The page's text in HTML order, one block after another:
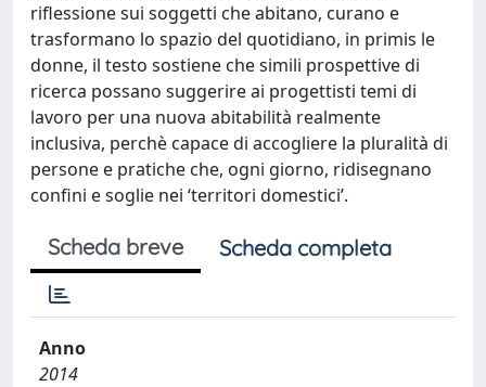
riflessione sui soggetti che abitano, curano e
trasformano lo spazio del quotidiano, in primis le
donne, il testo sostiene che simili prospettive di
ricerca possano suggerire ai progettisti temi di
lavoro per una nuova abitabilità realmente
inclusiva, perchè capace di accogliere la pluralità di
persone e pratiche che, ogni giorno, ridisegnano
confini e soglie nei ‘territori domestici’.
Scheda breve Scheda completa
Anno
2014